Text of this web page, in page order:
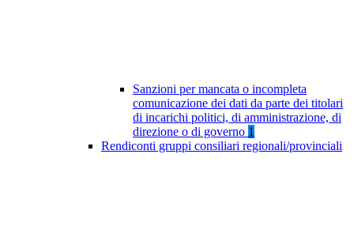
Sanzioni per mancata o incompleta
comunicazione dei dati da parte dei titolari
di incarichi politici, di amministrazione, di
direzione o di governo 1
Rendiconti gruppi consiliari regionali/provinciali